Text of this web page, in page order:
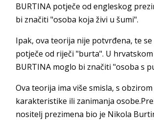
BURTINA potječe od engleskog
bi značiti "osoba koja živi u šumi".
Ipak, ova teorija nije potvrđena, te
potječe od riječi "burta". U
BURTINA moglo bi značiti "osoba s
Ova teorija ima više smisla, s
karakteristike ili zanimanja
nositelj prezimena bio je Nikola